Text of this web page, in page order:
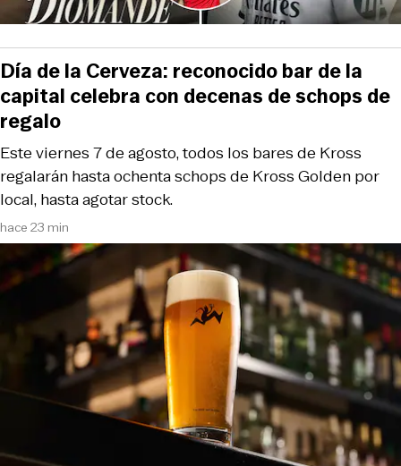
hace 23 min
Este viernes 7 de agosto, todos los bares de Kross
regalarán hasta ochenta schops de Kross Golden por
local, hasta agotar stock.
Día de la Cerveza: reconocido bar de la
capital celebra con decenas de schops de
regalo